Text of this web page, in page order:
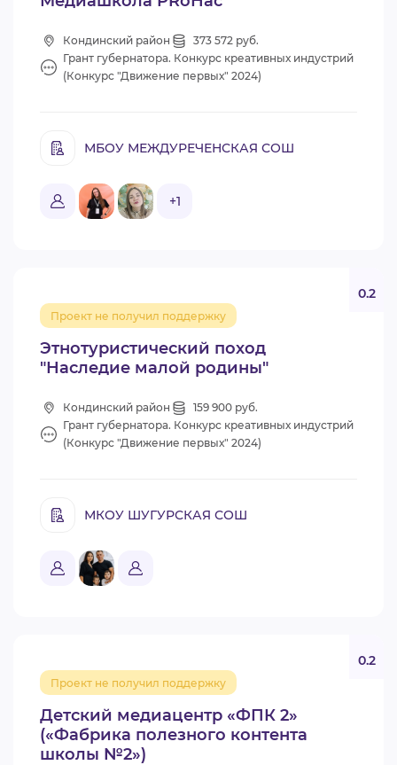
Кондинский район
373 572 руб.
Грант губернатора. Конкурс креативных индустрий
(Конкурс "Движение первых" 2024)
МБОУ МЕЖДУРЕЧЕНСКАЯ СОШ
+1
Этнотуристический поход
"Наследие малой родины"
Проект не получил поддержку
0.2
Кондинский район
159 900 руб.
Грант губернатора. Конкурс креативных индустрий
(Конкурс "Движение первых" 2024)
МКОУ ШУГУРСКАЯ СОШ
Детский медиацентр «ФПК 2»
(«Фабрика полезного контента
школы №2»)
Проект не получил поддержку
0.2